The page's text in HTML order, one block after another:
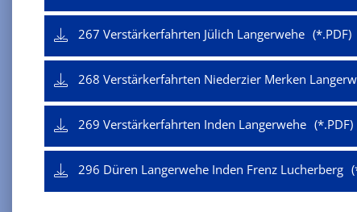
267 Verstärkerfahrten Jülich Langerwehe
268 Verstärkerfahrten Niederzier Merken
269 Verstärkerfahrten Inden Langerwehe
296 Düren Langerwehe Inden Frenz Lucherberg